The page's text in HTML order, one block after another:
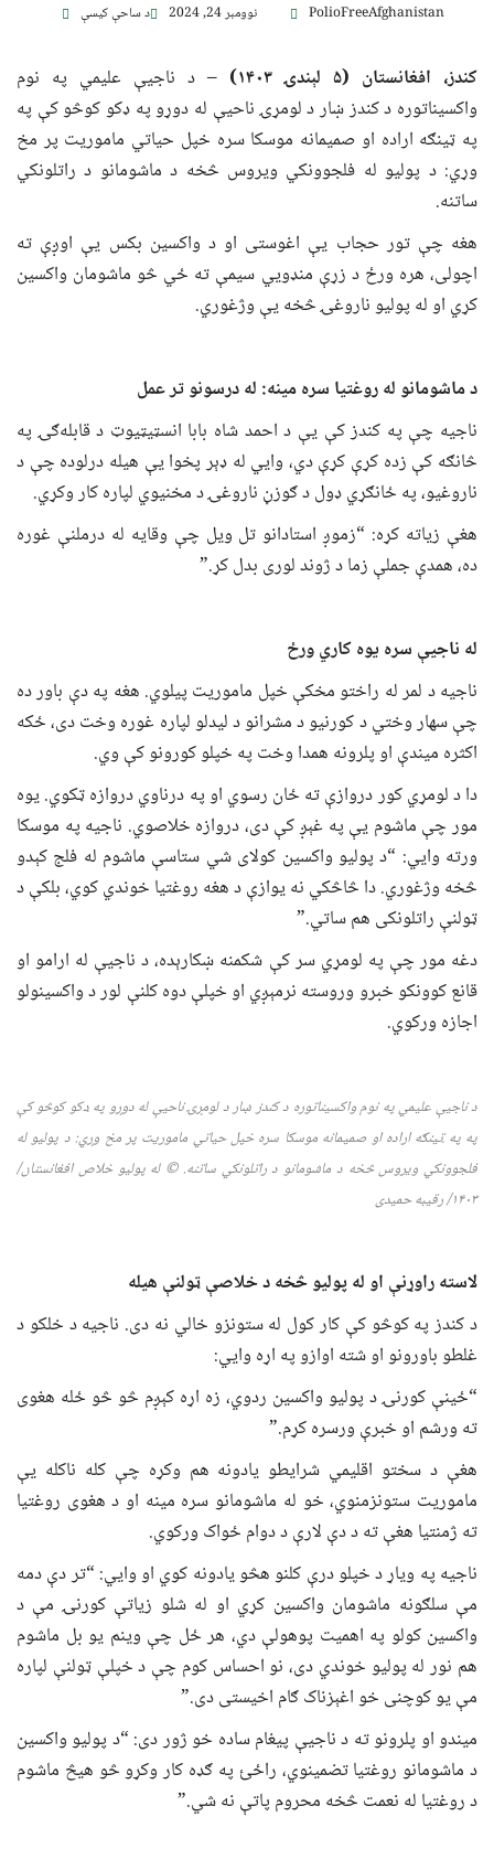
PolioFreeAfghanistan نوومبر 24, 2024 د ساحې کیسې
کندز، افغانستان (۵ لېندۍ ۱۴۰۳)
– د ناجیې علیمي په نوم
واکسیناتوره د کندز ښار د لومړۍ ناحیې له دوړو په ډکو کوڅو کې په
په ټینګه اراده او صمیمانه موسکا سره خپل حیاتي ماموریت پر مخ
وړي: د پولیو له فلجوونکي ویروس څخه د ماشومانو د راتلونکي
ساتنه.
هغه چې تور حجاب یې اغوستی او د واکسین بکس یې اوږې ته
اچولی، هره ورځ د زړې منډویي سیمې ته ځي څو ماشومان واکسین
کړي او له پولیو ناروغۍ څخه یې وژغوري.
د ماشومانو له روغتیا سره مینه: له درسونو تر عمل
ناجیه چې په کندز کې یې د احمد شاه بابا انسټیټیوټ د قابله‌ګۍ په
څانګه کې زده کړې کړې دي، وایي له ډېر پخوا یې هیله درلوده چې د
ناروغیو، په ځانګړي ډول د ګوزڼ ناروغۍ د مخنیوي لپاره کار وکړي.
هغې زیاته کړه: “زموږ استادانو تل ویل چې وقایه له درملنې غوره
ده، همدې جملې زما د ژوند لوری بدل کړ.”
له ناجیې سره یوه کاري ورځ
ناجیه د لمر له راختو مخکې خپل ماموریت پیلوي. هغه په دې باور ده
چې سهار وختي د کورنیو د مشرانو د لیدلو لپاره غوره وخت دی، ځکه
اکثره میندې او پلرونه همدا وخت په خپلو کورونو کې وي.
دا د لومړي کور دروازې ته ځان رسوي او په درناوي دروازه ټکوي. یوه
مور چې ماشوم یې په غېږ کې دی، دروازه خلاصوي. ناجیه په موسکا
ورته وایي: “د پولیو واکسین کولای شي ستاسې ماشوم له فلج کېدو
څخه وژغوري. دا څاڅکي نه یوازې د هغه روغتیا خوندي کوي، بلکې د
ټولنې راتلونکی هم ساتي.”
دغه مور چې په لومړي سر کې شکمنه ښکارېده، د ناجیې له ارامو او
قانع کوونکو خبرو وروسته نرمېږي او خپلې دوه کلنې لور د واکسینولو
اجازه ورکوي.
د ناجیې علیمي په نوم واکسیناتوره د کندز ښار د لومړۍ ناحیې له دوړو په ډکو کوڅو کې
په په ټینګه اراده او صمیمانه موسکا سره خپل حیاتي ماموریت پر مخ وړي: د پولیو له
فلجوونکي ویروس څخه د ماشومانو د راتلونکي ساتنه.© له پولیو خلاص افغانستان/
۱۴۰۳/ رقیبه حمید
ی
لاسته راوړنې او له پولیو څخه د خلاصې ټولنې هیله
د کندز په کوڅو کې کار کول له ستونزو خالي نه دی. ناجیه د خلکو د
غلطو باورونو او شته اوازو په اړه وایي:
“ځینې کورنۍ د پولیو واکسین ردوي، زه اړه کېږم څو څو ځله هغوی
ته ورشم او خبرې ورسره کړم.”
هغې د سختو اقلیمي شرایطو یادونه هم وکړه چې کله ناکله یې
ماموریت ستونزمنوي، خو له ماشومانو سره مینه او د هغوی روغتیا
ته ژمنتیا هغې ته د دې لارې د دوام ځواک ورکوي.
ناجیه په ویاړ د خپلو درې کلنو هڅو یادونه کوي او وایي: “تر دې دمه
مې سلګونه ماشومان واکسین کړي او له شلو زیاتې کورنۍ مې د
واکسین کولو په اهمیت پوهولې دي، هر ځل چې وینم یو بل ماشوم
هم نور له پولیو خوندي دی، نو احساس کوم چې د خپلې ټولنې لپاره
مې یو کوچنی خو اغېزناک ګام اخیستی دی.”
میندو او پلرونو ته د ناجیې پیغام ساده خو ژور دی: “د پولیو واکسین
د ماشومانو روغتیا تضمینوي، راځئ په ګډه کار وکړو څو هیڅ ماشوم
د روغتیا له نعمت څخه محروم پاتې نه شي.”